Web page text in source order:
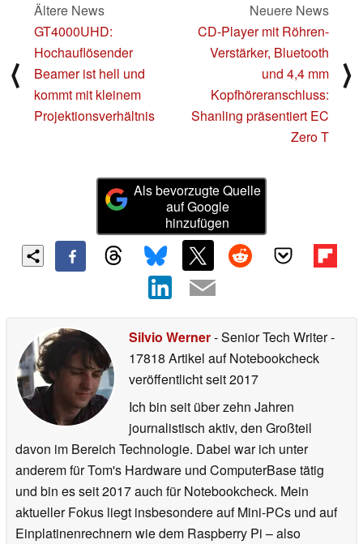
⟨
Ältere News
GT4000UHD:
Hochauflösender
Beamer ist hell und
kommt mit kleinem
Projektionsverhältnis
Neuere News
CD-Player mit Röhren-
Verstärker, Bluetooth
und 4,4 mm
Kopfhöreranschluss:
Shanling präsentiert EC
Zero T
⟩
Als bevorzugte Quelle
auf Google
hinzufügen
Silvio Werner- Senior Tech Writer-
17818 Artikel auf Notebookcheck
veröffentlichtseit 2017
Ich bin seit über zehn Jahren
journalistisch aktiv, den Großteil
davon im Bereich Technologie. Dabei war ich unter
anderem für Tom's Hardware und ComputerBase tätig
und bin es seit 2017 auch für Notebookcheck. Mein
aktueller Fokus liegt insbesondere auf Mini-PCs und auf
Einplatinenrechnern wie dem Raspberry Pi – also